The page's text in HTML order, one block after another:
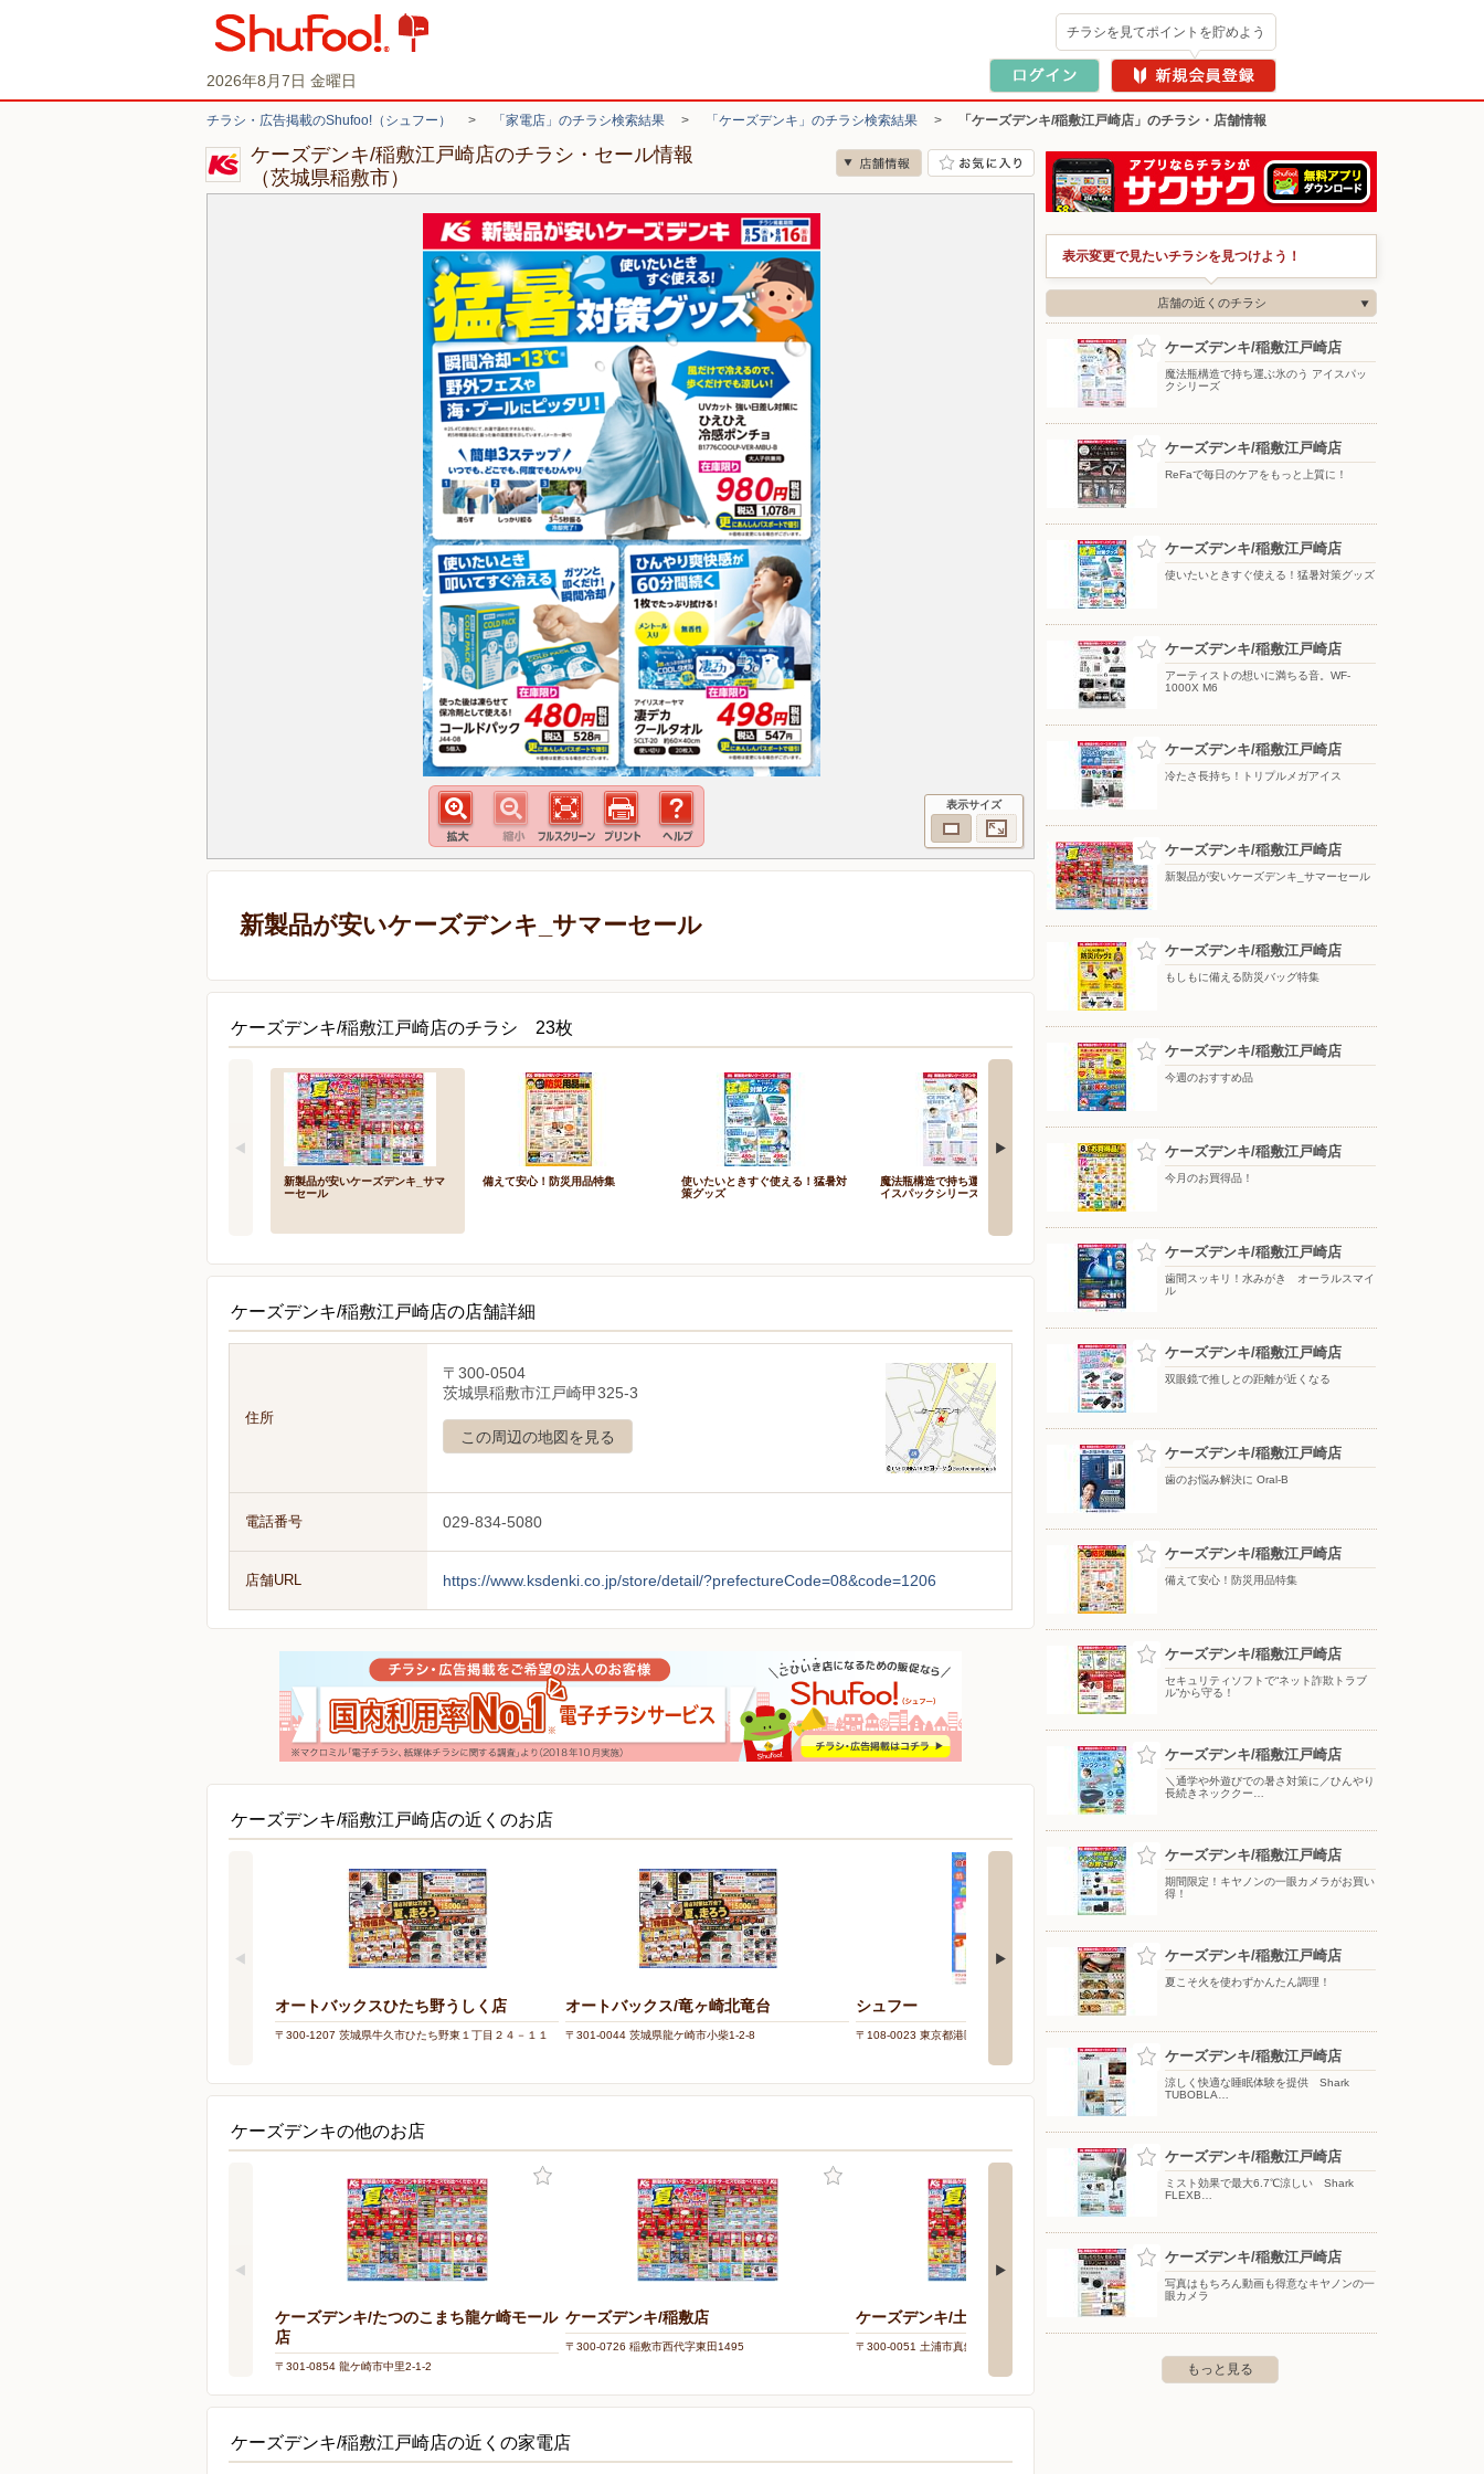
2026年8月7日 金曜日
チラシを見てポイントを貯めよう
チラシ・広告掲載のShufoo!（シュフー） > 「家電店」のチラシ検索結果 > 「ケーズデンキ」のチラシ検索結果 > 「ケーズデンキ/稲敷江戸崎店」のチラシ・店舗情報
ケーズデンキ/稲敷江戸崎店のチラシ・セール情報
（茨城県稲敷市）
表示サイズ
新製品が安いケーズデンキ_サマーセール
ケーズデンキ/稲敷江戸崎店のチラシ 23枚
新製品が安いケーズデンキ_サマ
ーセール
備えて安心！防災用品特集
使いたいときすぐ使える！猛暑対
策グッズ
魔法瓶構造で持ち運ぶ氷のう ア
イスパックシリーズ
ReFaで毎日のケアをもっと上質
に！
ケーズデンキ/稲敷江戸崎店の店舗詳細
住所
〒300-0504
茨城県稲敷市江戸崎甲325-3
この周辺の地図を見る
電話番号 029-834-5080
店舗URL https://www.ksdenki.co.jp/store/detail/?prefectureCode=08&code=1206
ケーズデンキ/稲敷江戸崎店の近くのお店
オートバックスひたち野うしく店
〒300-1207 茨城県牛久市ひたち野東１丁目２４－１１
オートバックス/竜ヶ崎北竜台
〒301-0044 茨城県龍ケ崎市小柴1-2-8
シュフー
〒108-0023 東京都港区芝浦3-19-26 TOPPAN芝浦ビル 〒286-0201 千葉県富里市日吉台1-10-1
ケーズデンキの他のお店
ケーズデンキ/たつのこまち龍ケ崎モール
店
〒301-0854 龍ケ崎市中里2-1-2
ケーズデンキ/稲敷店
〒300-0726 稲敷市西代字東田1495
ケーズデンキ/土浦真鍋店
〒300-0051 土浦市真鍋1-1083-1他
ケーズデンキ/稲敷江戸崎店の近くの家電店
表示変更で見たいチラシを見つけよう！
店舗の近くのチラシ
ケーズデンキ/稲敷江戸崎店
魔法瓶構造で持ち運ぶ氷のう アイスパッ
クシリーズ
ケーズデンキ/稲敷江戸崎店
ReFaで毎日のケアをもっと上質に！
ケーズデンキ/稲敷江戸崎店
使いたいときすぐ使える！猛暑対策グッズ
ケーズデンキ/稲敷江戸崎店
アーティストの想いに満ちる音。WF-
1000X M6
ケーズデンキ/稲敷江戸崎店
冷たさ長持ち！トリプルメガアイス
ケーズデンキ/稲敷江戸崎店
新製品が安いケーズデンキ_サマーセール
ケーズデンキ/稲敷江戸崎店
もしもに備える防災バッグ特集
ケーズデンキ/稲敷江戸崎店
今週のおすすめ品
ケーズデンキ/稲敷江戸崎店
今月のお買得品！
ケーズデンキ/稲敷江戸崎店
歯間スッキリ！水みがき オーラルスマイ
ル
ケーズデンキ/稲敷江戸崎店
双眼鏡で推しとの距離が近くなる
ケーズデンキ/稲敷江戸崎店
歯のお悩み解決に Oral-B
ケーズデンキ/稲敷江戸崎店
備えて安心！防災用品特集
ケーズデンキ/稲敷江戸崎店
セキュリティソフトで“ネット詐欺トラブ
ル”から守る！
ケーズデンキ/稲敷江戸崎店
＼通学や外遊びでの暑さ対策に／ひんやり
長続きネッククー…
ケーズデンキ/稲敷江戸崎店
期間限定！キヤノンの一眼カメラがお買い
得！
ケーズデンキ/稲敷江戸崎店
夏こそ火を使わずかんたん調理！
ケーズデンキ/稲敷江戸崎店
涼しく快適な睡眠体験を提供 Shark
TUBOBLA…
ケーズデンキ/稲敷江戸崎店
ミスト効果で最大6.7℃涼しい Shark
FLEXB…
ケーズデンキ/稲敷江戸崎店
写真はもちろん動画も得意なキヤノンの一
眼カメラ
もっと見る